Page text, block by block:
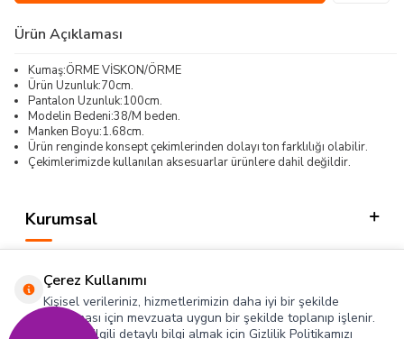
Ürün Açıklaması
Kumaş:ÖRME VİSKON/ÖRME
Ürün Uzunluk:70cm.
Pantalon Uzunluk:100cm.
Modelin Bedeni:38/M beden.
Manken Boyu:1.68cm.
Ürün renginde konsept çekimlerinden dolayı ton farklılığı olabilir.
Çekimlerimizde kullanılan aksesuarlar ürünlere dahil değildir.
Kurumsal
Hızlı Erişim
Çerez Kullanımı
Kişisel verileriniz, hizmetlerimizin daha iyi bir şekilde
sunulması için mevzuata uygun bir şekilde toplanıp işlenir.
Konuyla ilgili detaylı bilgi almak için Gizlilik Politikamızı